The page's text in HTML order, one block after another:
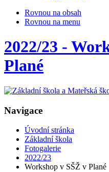
Rovnou na obsah
Rovnou na menu
2022/23 -
Plané
Navigace
Úvodní stránka
Základní škola
Fotogalerie
2022/23
Workshop v SŠŽ v Plané